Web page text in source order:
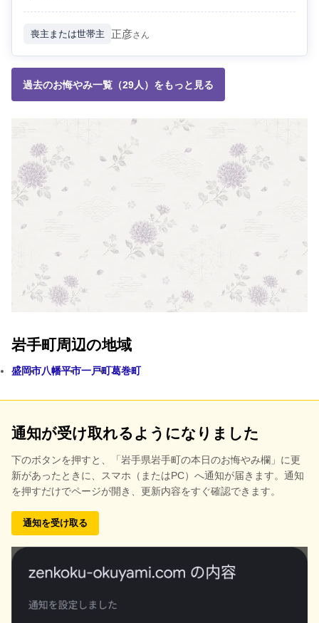
喪主または世帯主 正彦さん
過去のお悔やみ一覧（29人）をもっと見る
岩手町周辺の地域
盛岡市八幡平市一戸町葛巻町
通知が受け取れるようになりました
下のボタンを押すと、
「岩手県岩手町の本日のお悔やみ欄」に更
新があったときに、スマホ（またはPC）へ通知が届きます。通知
を押すだけでページが開き、更新内容をすぐ確認できます。
通知を受け取る